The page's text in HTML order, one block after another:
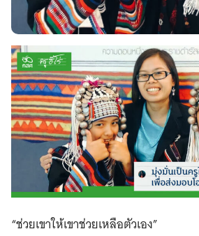
“ช่วยเขาให้เขาช่วยเหลือตัวเอง”